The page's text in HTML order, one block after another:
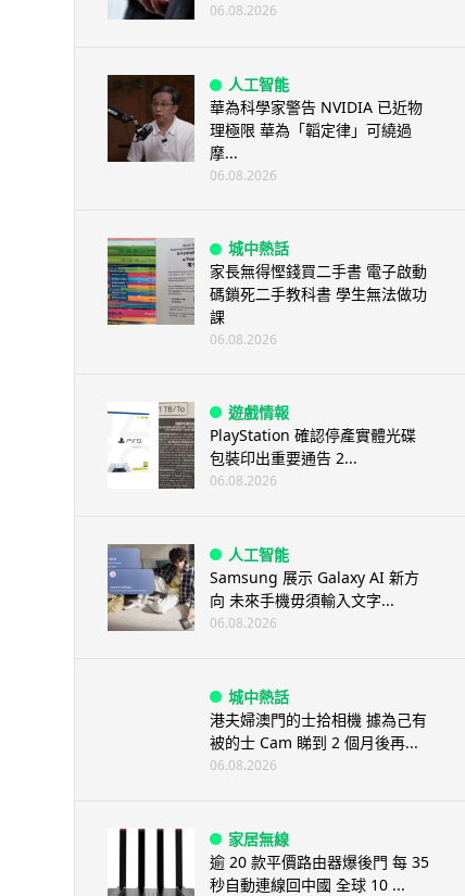
06.08.2026
人工智能
華為科學家警告 NVIDIA 已近物
理極限 華為「韜定律」可繞過
摩...
06.08.2026
城中熱話
家長無得慳錢買二手書 電子啟動
碼鎖死二手教科書 學生無法做功
課
06.08.2026
遊戲情報
PlayStation 確認停產實體光碟
包裝印出重要通告 2...
06.08.2026
人工智能
Samsung 展示 Galaxy AI 新方
向 未來手機毋須輸入文字...
06.08.2026
城中熱話
港夫婦澳門的士拾相機 據為己有
被的士 Cam 睇到 2 個月後再...
06.08.2026
家居無線
逾 20 款平價路由器爆後門 每 35
秒自動連線回中國 全球 10 ...